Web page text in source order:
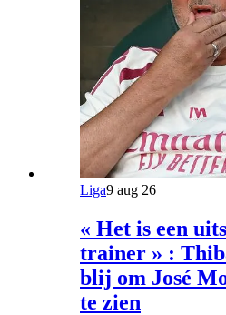
Liga9 aug 26
« Het is een
trainer » :
blij om José
te zien